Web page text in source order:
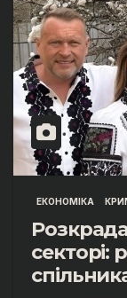
ЕКОНОМІКА
секторі: